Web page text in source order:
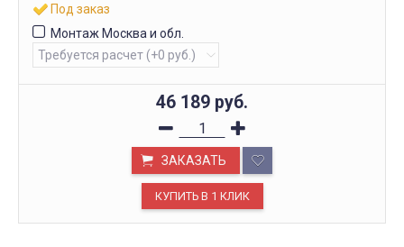
Под заказ
Монтаж Москва и обл.
46 189 руб.
ЗАКАЗАТЬ